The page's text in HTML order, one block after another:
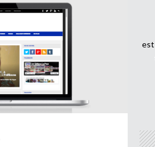
est